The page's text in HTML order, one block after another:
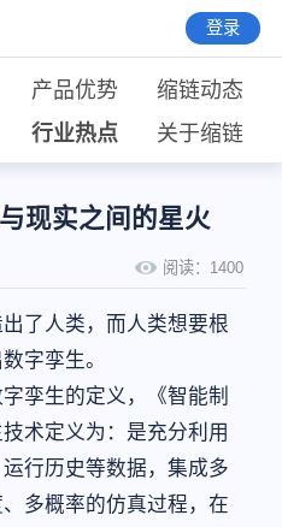
登录
产品优势
缩链动态
行业热点 关于缩链
现实之间的星火
阅读： 1400
了人类，而人类想要根
字孪生。
孪生的定义，《智能制
术定义为：是充分利用
行历史等数据，集成多
多概率的仿真过程，在